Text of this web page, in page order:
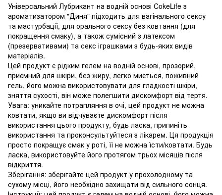
Універсальний Лубрикант на водній основі CokeLife з
ароматизатором "Диня" підходить для вагінального сексу
та мастурбації, для орального сексу без ковтання (для
покращення смаку), а також сумісний з латексом
(презервативами) та секс іграшками з будь-яких видів
матеріалів.
Цей продукт є рідким гелем на водній основі, прозорий,
приємний для шкіри, без жиру, легко миється, поживний
гель, його можна використовувати для гладкості шкіри,
зняття сухості, він може полегшити дискомфорт від тертя.
Увага: уникайте потрапляння в очі, цей продукт не можна
ковтати, якщо ви відчуваєте дискомфорт після
використання цього продукту, будь ласка, припиніть
використання та проконсультуйтеся з лікарем. Ця продукція
просто покращує смак у роті, її не можна їсти/ковтати. Будь
ласка, використовуйте його протягом трьох місяців після
відкриття.
Зберігання: зберігайте цей продукт у прохолодному та
сухому місці, його необхідно захищати від сильного сонця.